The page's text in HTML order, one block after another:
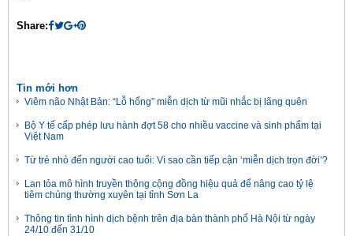
Share:
Tin mới hơn
Viêm não Nhật Bản: “Lỗ hổng” miễn dịch từ mũi nhắc bị lãng quên
Bộ Y tế cấp phép lưu hành đợt 58 cho nhiều vaccine và sinh phẩm tại
Việt Nam
Từ trẻ nhỏ đến người cao tuổi: Vì sao cần tiếp cận ‘miễn dịch trọn đời’?
Lan tỏa mô hình truyền thông cộng đồng hiệu quả để nâng cao tỷ lệ
tiêm chủng thường xuyên tại tỉnh Sơn La
Thông tin tình hình dịch bệnh trên địa bàn thành phố Hà Nội từ ngày
24/10 đến 31/10